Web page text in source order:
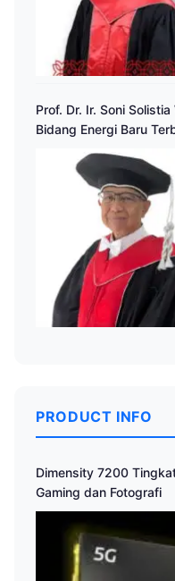
Prof. Dr. Ir. Soni
Bidang Energi Baru
PRODUCT INFO
Dimensity 7200
Gaming dan Fotografi